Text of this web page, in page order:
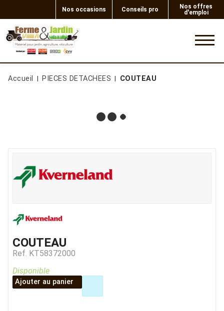
Nos occasions Conseils pro
Nos offres
d'emploi
Accueil PIECES DETACHEES COUTEAU
COUTEAU
Ref. KT58372000
Disponible
Ajouter au panier